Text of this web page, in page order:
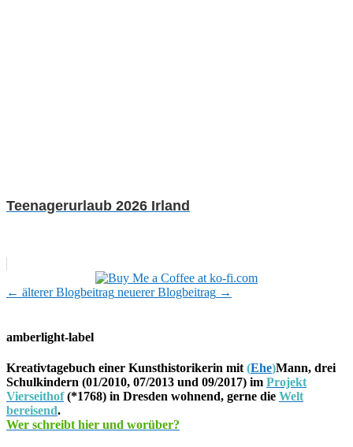
Teenagerurlaub 2026 Irland
← älterer Blogbeitrag neuerer Blogbeitrag →
amberlight-label
Kreativtagebuch einer Kunsthistorikerin mit (Ehe)Mann, drei
Schulkindern (01/2010, 07/2013 und 09/2017) im Projekt
Vierseithof(*1768) in Dresden wohnend, gerne die Welt
bereisend.
Wer schreibt hier und worüber?